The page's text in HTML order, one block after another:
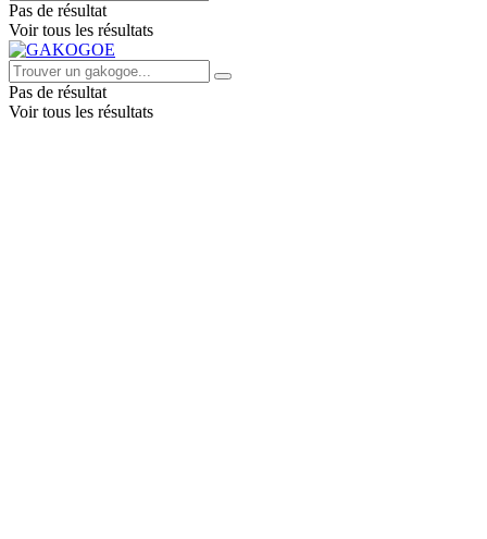
Pas de résultat
Voir tous les résultats
Pas de résultat
Voir tous les résultats